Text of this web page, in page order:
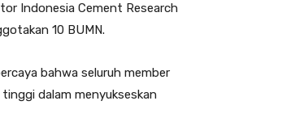
Indonesia Cement Research
10 BUMN.
bahwa seluruh member
dalam menyukseskan